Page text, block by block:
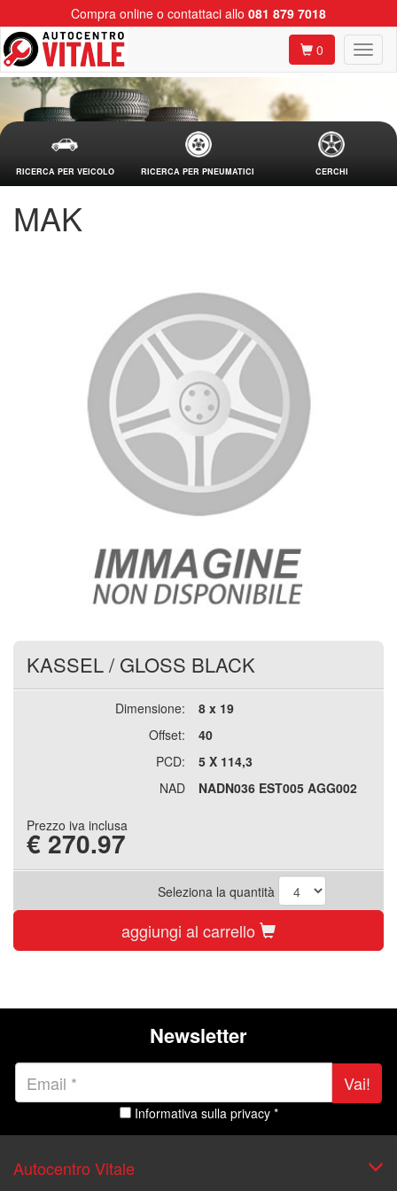
Compra online o contattaci allo 081 879 7018
0
RICERCA PER VEICOLO RICERCA PER PNEUMATICI CERCHI
MAK
KASSEL/ GLOSS BLACK
Dimensione:
8 x 19
Offset:
40
PCD:
5 X 114,3
NAD
NADN036 EST005 AGG002
Prezzo iva inclusa
€ 270.97
Seleziona la quantità
aggiungi al carrello
Newsletter
Vai!
Informativa sulla privacy *
Autocentro Vitale